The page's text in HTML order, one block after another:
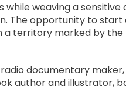
weaving a sensitive
The opportunity to
a territory marked by the
documentary
author and illustrator,